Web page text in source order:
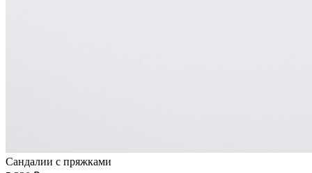
Сандалии с пряжками